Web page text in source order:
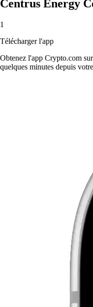
Centrus Energy
1
Télécharger l'app
Obtenez l'app Crypto.com
quelques minutes depuis